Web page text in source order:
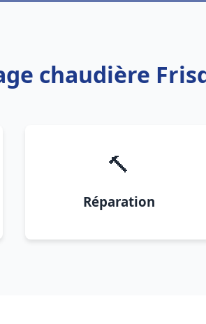
chaudière
🔨
Réparation